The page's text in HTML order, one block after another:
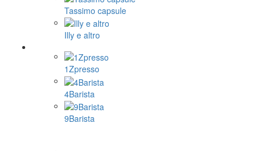
Tassimo capsule
Illy e altro
1Zpresso
4Barista
9Barista